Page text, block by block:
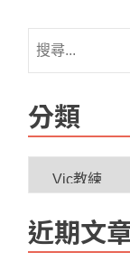
分類
近期文